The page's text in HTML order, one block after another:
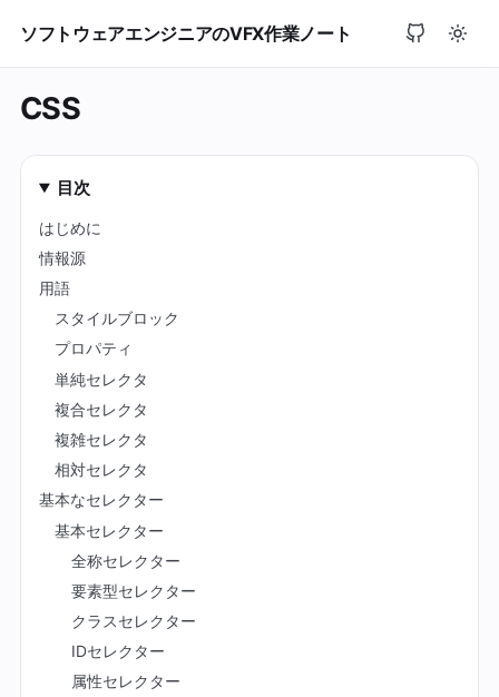
ソフトウェアエンジニアのVFX作業ノート
CSS
目次
はじめに
情報源
用語
スタイルブロック
プロパティ
単純セレクタ
複合セレクタ
複雑セレクタ
相対セレクタ
基本なセレクター
基本セレクター
全称セレクター
要素型セレクター
クラスセレクター
IDセレクター
属性セレクター